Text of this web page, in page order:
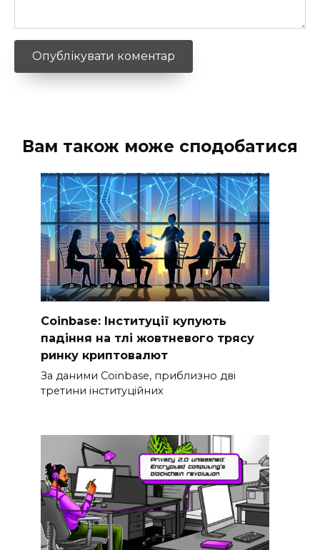
Вам також може сподобатися
Coinbase: Інституції купують
падіння на тлі жовтневого трясу
ринку криптовалют
За даними Coinbase, приблизно дві
третини інституційних